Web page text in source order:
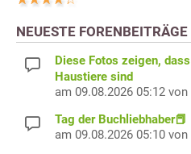
NEUESTE FORENBEITRÄGE
Diese Fotos zeigen,
Haustiere sind
am 09.08.2026 05:12 von
Tag der Buchliebhaber📕
am 09.08.2026 05:10 von